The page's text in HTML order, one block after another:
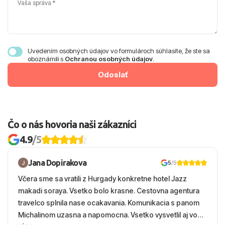
Vaša správa
Uvedením osobných údajov vo formulároch súhlasíte, že ste sa
oboznámili s Ochranou osobných údajov.
Odoslať
Čo o nás hovoria naši zákazníci
4.9/5
Jana Dopirakova 5/5
Včera sme sa vratili z Hurgady konkretne hotel Jazz
makadi soraya. Vsetko bolo krasne. Cestovna agentura
travelco splnila nase ocakavania. Komunikacia s panom
Michalinom uzasna a napomocna. Vsetko vysvetlil aj vo